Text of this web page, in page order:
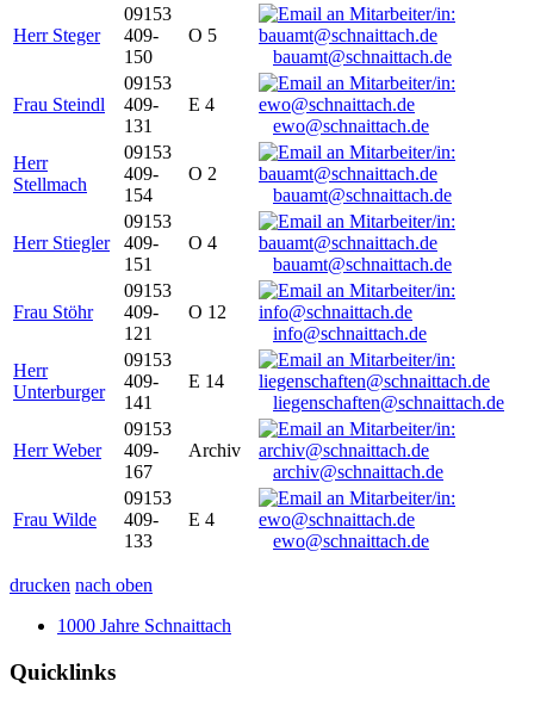
Herr Steger
09153
409-
150
O 5
bauamt@schnaittach.de
Frau Steindl
09153
409-
131
E 4
ewo@schnaittach.de
Herr
Stellmach
09153
409-
154
O 2
bauamt@schnaittach.de
Herr Stiegler
09153
409-
151
O 4
bauamt@schnaittach.de
Frau Stöhr
09153
409-
121
O 12
info@schnaittach.de
Herr
Unterburger
09153
409-
141
E 14
liegenschaften@schnaittach.de
Herr Weber
09153
409-
167
Archiv
archiv@schnaittach.de
Frau Wilde
09153
409-
133
E 4
ewo@schnaittach.de
drucken nach oben
1000 Jahre Schnaittach
Quicklinks